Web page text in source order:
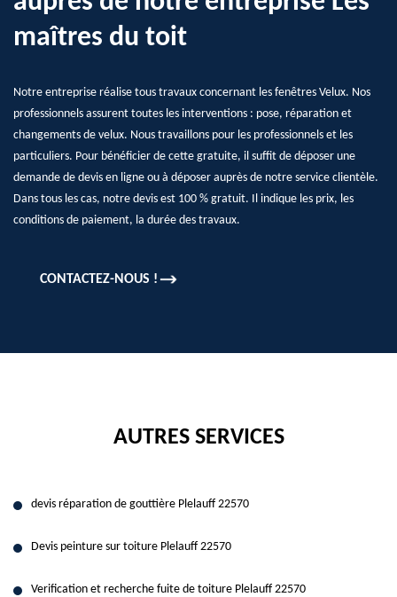
maîtres du toit
Notre entreprise réalise tous travaux concernant les fenêtres Velux. Nos
professionnels assurent toutes les interventions : pose, réparation et
changements de velux. Nous travaillons pour les professionnels et les
particuliers. Pour bénéficier de cette gratuite, il suffit de déposer une
demande de devis en ligne ou à déposer auprès de notre service clientèle.
Dans tous les cas, notre devis est 100 % gratuit. Il indique les prix, les
conditions de paiement, la durée des travaux.
CONTACTEZ-NOUS !
AUTRES SERVICES
devis réparation de gouttière Plelauff 22570
Devis peinture sur toiture Plelauff 22570
Verification et recherche fuite de toiture Plelauff 22570